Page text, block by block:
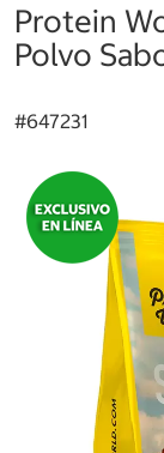
Protein
Polvo
#647231